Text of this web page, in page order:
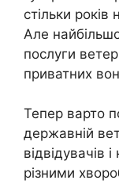
стільки
Але
послуги
приватних
Тепер варто
державній
відвідувачів
різними